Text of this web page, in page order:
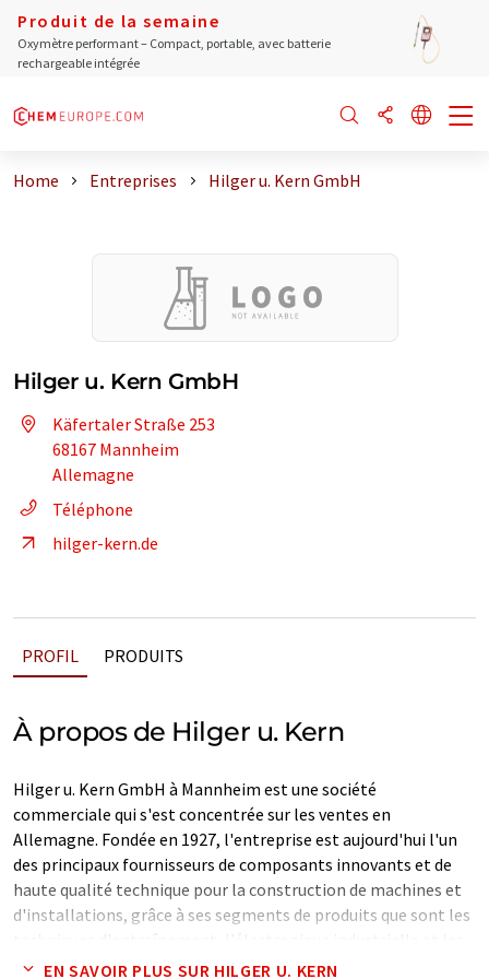
Produit de la semaine
Oxymètre performant – Compact, portable, avec batterie
rechargeable intégrée
Home Entreprises Hilger u. Kern GmbH
Hilger u. Kern GmbH
Käfertaler Straße 253
68167 Mannheim
Allemagne
Téléphone
hilger-kern.de
PROFIL PRODUITS
À propos de Hilger u. Kern
Hilger u. Kern GmbH à Mannheim est une société
commerciale qui s'est concentrée sur les ventes en
Allemagne. Fondée en 1927, l'entreprise est aujourd'hui l'un
des principaux fournisseurs de composants innovants et de
haute qualité technique pour la construction de machines et
d'installations, grâce à ses segments de produits que sont les
techniques d'entraînement, l'électronique industrielle et les
techniques de vibration.
EN SAVOIR PLUS SUR HILGER U. KERN